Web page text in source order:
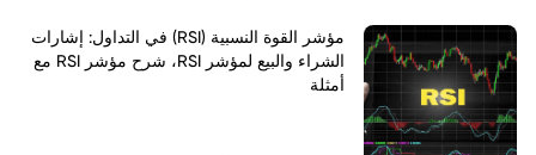
مؤشر القوة النسبية (RSI) في التداول: إشارات
الشراء والبيع لمؤشر RSI، شرح مؤشر RSI مع
أمثلة